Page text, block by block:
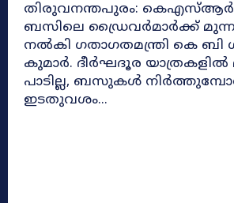
തിരുവനന്തപുരം:
ബസിലെ ഡ്രൈവര്‍മാര്‍ക്ക്
നൽകി ഗതാഗതമന്ത്രി കെ
കുമാര്‍. ദീര്‍ഘദൂര യാത്രകളില്‍
പാടില്ല, ബസുകള്‍
ഇടതുവശം...